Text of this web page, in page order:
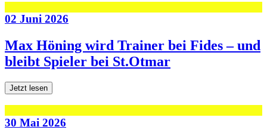
02 Juni 2026
Max Höning wird Trainer bei Fides – und
bleibt Spieler bei St.Otmar
Jetzt lesen
30 Mai 2026